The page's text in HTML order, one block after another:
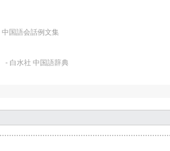
中国語会話例文集
- 白水社 中国語辞典